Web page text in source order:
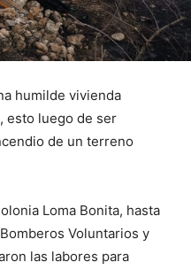
humilde vivienda
esto luego de ser
de un terreno
Loma Bonita, hasta
Voluntarios y
las labores para